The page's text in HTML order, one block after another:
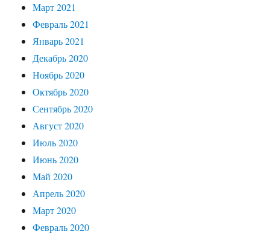
Март 2021
Февраль 2021
Январь 2021
Декабрь 2020
Ноябрь 2020
Октябрь 2020
Сентябрь 2020
Август 2020
Июль 2020
Июнь 2020
Май 2020
Апрель 2020
Март 2020
Февраль 2020